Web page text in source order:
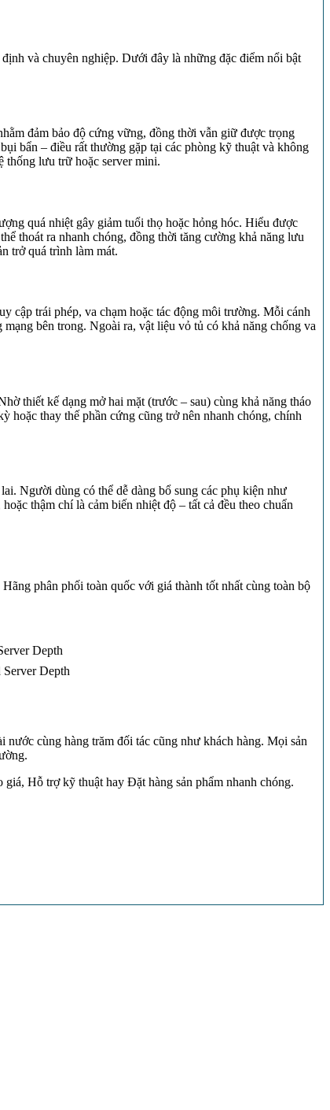
và chuyên nghiệp. Dưới đây là những đặc điểm nổi bật
đảm bảo độ cứng vững, đồng thời vẫn giữ được trọng
bẩn – điều rất thường gặp tại các phòng kỹ thuật và không
thống lưu trữ hoặc server mini.
quá nhiệt gây giảm tuổi thọ hoặc hỏng hóc. Hiểu được
thoát ra nhanh chóng, đồng thời tăng cường khả năng lưu
trở quá trình làm mát.
cập trái phép, va chạm hoặc tác động môi trường. Mỗi cánh
bên trong. Ngoài ra, vật liệu vỏ tủ có khả năng chống va
thiết kế dạng mở hai mặt (trước – sau) cùng khả năng tháo
hoặc thay thế phần cứng cũng trở nên nhanh chóng, chính
Người dùng có thể dễ dàng bổ sung các phụ kiện như
thậm chí là cảm biến nhiệt độ – tất cả đều theo chuẩn
phân phối toàn quốc với giá thành tốt nhất cùng toàn bộ
Depth
Depth
cùng hàng trăm đối tác cũng như khách hàng. Mọi sản
Hỗ trợ kỹ thuật hay Đặt hàng sản phẩm nhanh chóng.